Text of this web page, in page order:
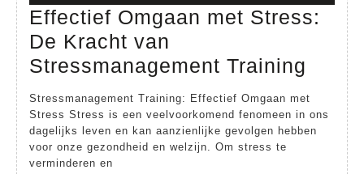
juli
Effectief Omgaan met Stress:
De Kracht van
Stressmanagement Training
met
Stressmanagement Training: Effectief Omgaan met
Stress Stress is een veelvoorkomend fenomeen in ons
dagelijks leven en kan aanzienlijke gevolgen hebben
voor onze gezondheid en welzijn. Om stress te
verminderen en